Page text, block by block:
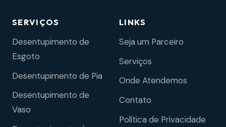
SERVIÇOS
Desentupimento de
Esgoto
Desentupimento de Pia
Desentupimento de
Vaso
LINKS
Seja um Parceiro
Serviços
Onde Atendemos
Contato
Política de Privacidade